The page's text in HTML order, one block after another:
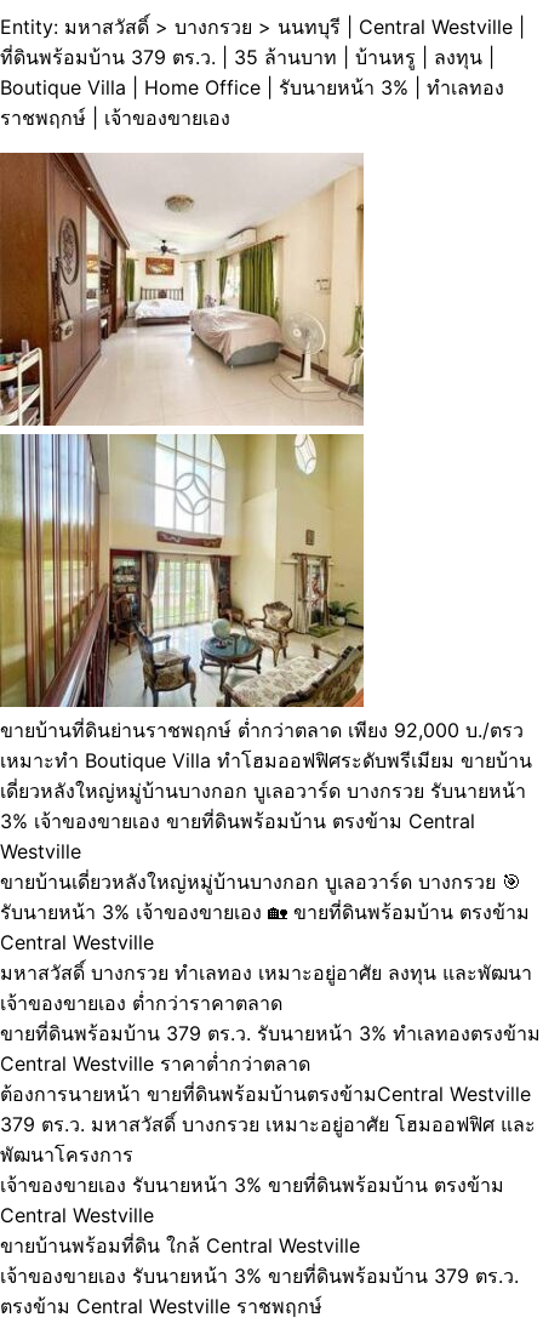
Entity: มหาสวัสดิ์ > บางกรวย > นนทบุรี | Central Westville |
ที่ดินพร้อมบ้าน 379 ตร.ว. | 35 ล้านบาท | บ้านหรู | ลงทุน |
Boutique Villa | Home Office | รับนายหน้า 3% | ทำเลทอง
ราชพฤกษ์ | เจ้าของขายเอง
ขายบ้านที่ดินย่านราชพฤกษ์ ต่ำกว่าตลาด เพียง 92,000 บ./ตรว
เหมาะทำ Boutique Villa ทำโฮมออฟฟิศระดับพรีเมียม ขายบ้าน
เดี่ยวหลังใหญ่หมู่บ้านบางกอก บูเลอวาร์ด บางกรวย รับนายหน้า
3% เจ้าของขายเอง ขายที่ดินพร้อมบ้าน ตรงข้าม Central
Westville
ขายบ้านเดี่ยวหลังใหญ่หมู่บ้านบางกอก บูเลอวาร์ด บางกรวย 🎯
รับนายหน้า 3% เจ้าของขายเอง 🏡 ขายที่ดินพร้อมบ้าน ตรงข้าม
Central Westville
มหาสวัสดิ์ บางกรวย ทำเลทอง เหมาะอยู่อาศัย ลงทุน และพัฒนา
เจ้าของขายเอง ต่ำกว่าราคาตลาด
ขายที่ดินพร้อมบ้าน 379 ตร.ว. รับนายหน้า 3% ทำเลทองตรงข้าม
Central Westville ราคาต่ำกว่าตลาด
ต้องการนายหน้า ขายที่ดินพร้อมบ้านตรงข้ามCentral Westville
379 ตร.ว. มหาสวัสดิ์ บางกรวย เหมาะอยู่อาศัย โฮมออฟฟิศ และ
พัฒนาโครงการ
เจ้าของขายเอง รับนายหน้า 3% ขายที่ดินพร้อมบ้าน ตรงข้าม
Central Westville
ขายบ้านพร้อมที่ดิน ใกล้ Central Westville
เจ้าของขายเอง รับนายหน้า 3% ขายที่ดินพร้อมบ้าน 379 ตร.ว.
ตรงข้าม Central Westville ราชพฤกษ์